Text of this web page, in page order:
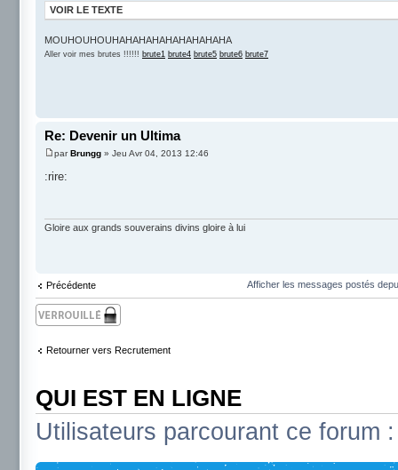
VOIR LE TEXTE
MOUHOUHOUHAHAHAHAHAHAHAHAHA
Aller voir mes brutes !!!!!! brute1 brute4 brute5 brute6 brute7
Re: Devenir un Ultima
parBrungg » Jeu Avr 04, 2013 12:46
:rire:
Gloire aux grands souverains divins gloire à lui
Précédente Afficher les messages postés
Sujet verrouillé
Retourner vers Recrutement
QUI EST EN LIGNE
Utilisateurs parcourant ce forum